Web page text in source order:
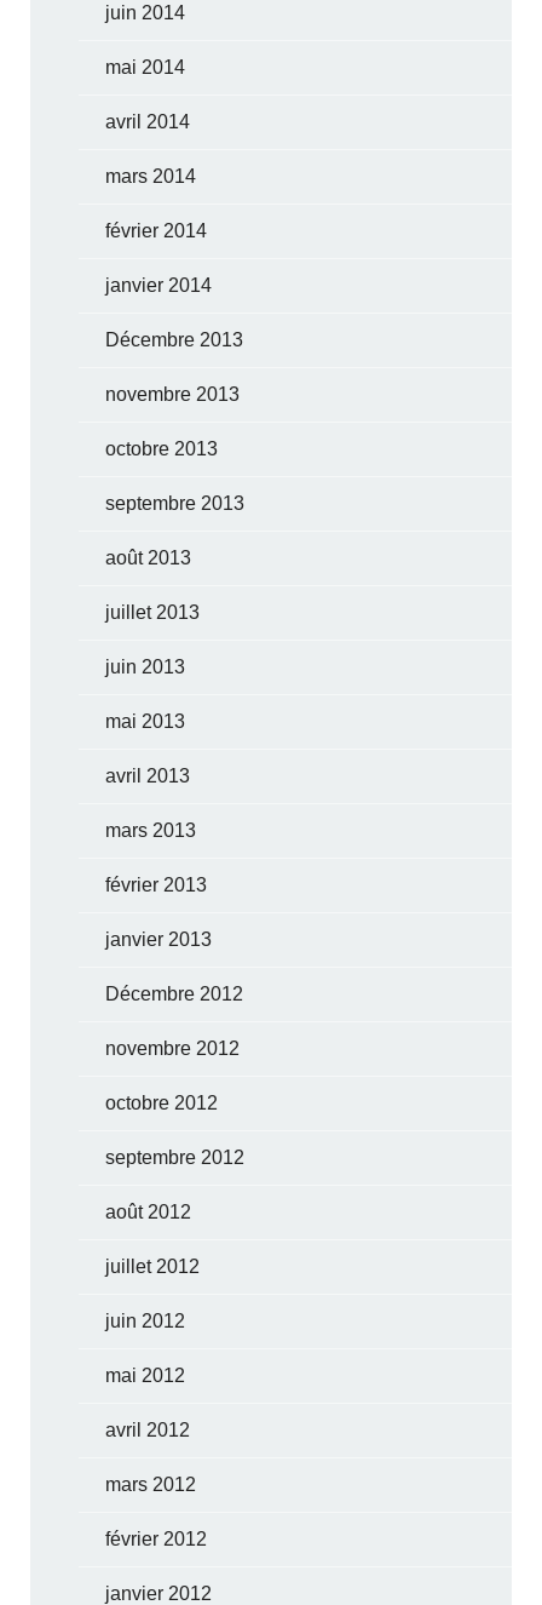
juin 2014
mai 2014
avril 2014
mars 2014
février 2014
janvier 2014
Décembre 2013
novembre 2013
octobre 2013
septembre 2013
août 2013
juillet 2013
juin 2013
mai 2013
avril 2013
mars 2013
février 2013
janvier 2013
Décembre 2012
novembre 2012
octobre 2012
septembre 2012
août 2012
juillet 2012
juin 2012
mai 2012
avril 2012
mars 2012
février 2012
janvier 2012